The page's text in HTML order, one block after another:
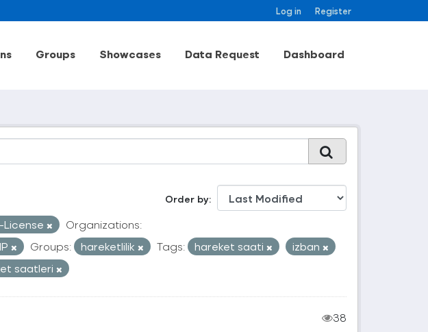
Log in Register
Groups Showcases Data Request Dashboard
Order by
Organizations:
Groups: hareketlilik Tags: hareket saati
izban
saatleri
38